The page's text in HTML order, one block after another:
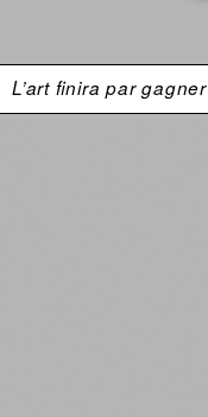
L’art finira par gagner